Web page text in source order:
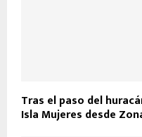
Tras el paso del
Isla Mujeres desde